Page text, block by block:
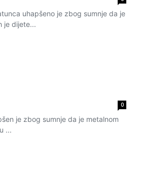
uhapšeno je zbog sumnje da je
je dijete...
0
je zbog sumnje da je metalnom
...